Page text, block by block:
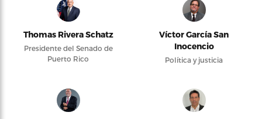
Thomas Rivera Schatz
Presidente del Senado de
Puerto Rico
Víctor García San
Inocencio
Política y justicia